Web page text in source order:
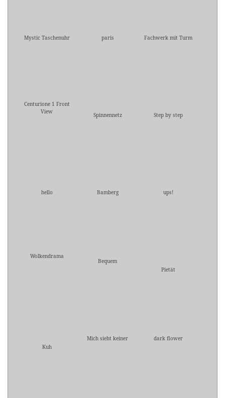
Mystic Taschenuhr paris Fachwerk mit Turm
Centurione 1 Front
View
Spinnennetz Step by step
hello Bamberg ups!
Wolkendrama
Bequem
Pietät
Kuh
Mich sieht keiner dark flower